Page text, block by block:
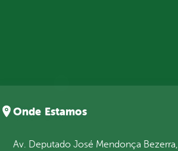
Onde Estamos
Av. Deputado José Mendonça Bezerra,